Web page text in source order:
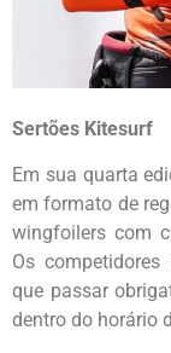
Sertões Kitesurf
Em sua quarta
em formato de
wingfoilers com
Os
que passar
dentro do horário